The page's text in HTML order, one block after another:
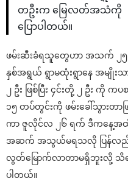
တဦးက ​မြေလတ်အသံကို
ပြောပါတယ်။
ဖမ်းဆီးခံရသူတွေဟာ အသက် ၂၅
နှစ်အရွယ် ရွာမထုံးရွာနေ အမျိုးသ
၂ ဦး ဖြစ်ပြီး ၄င်းတို့ ၂ ဦး ကို ကပစ
၁၅ တပ်တွင်းကို ဖမ်းခေါ်သွားတာဖ
ကာ ဇူလိုင်လ ၂၆ ရက် ဒီကနေ့အ
အဆက် အသွယ်မရသလို ပြန်လ
လွတ်မြောက်လာတာမရှိဘူးလို့ သိ
ပါတယ်။